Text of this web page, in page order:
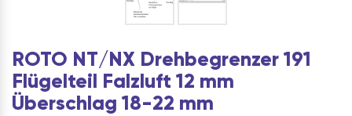
ROTO NT/NX Drehbegrenzer 191
Flügelteil Falzluft 12 mm
Überschlag 18-22 mm